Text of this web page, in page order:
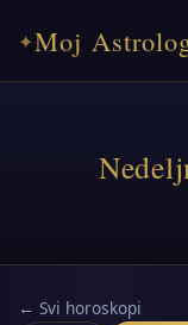
✦Moj
← Svi horoskopi